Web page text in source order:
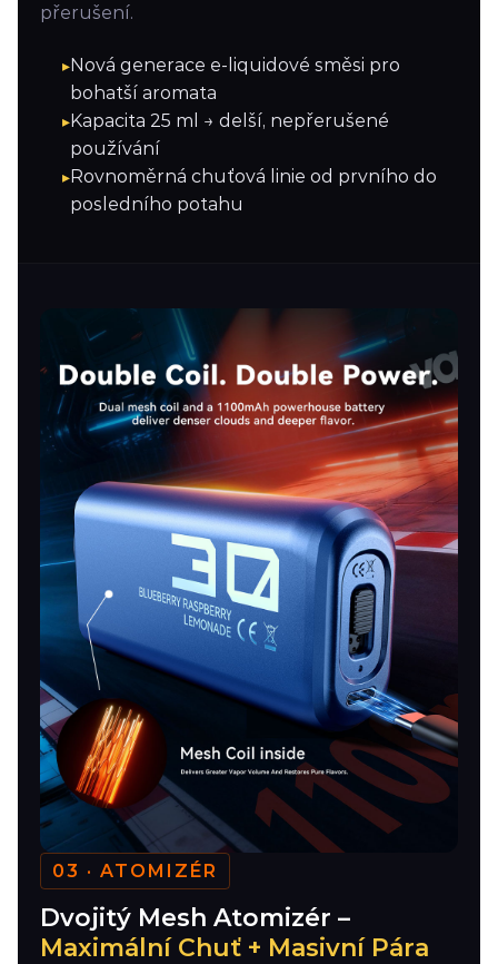
přerušení.
Nová generace e-liquidové směsi pro
bohatší aromata
Kapacita 25 ml → delší, nepřerušené
používání
Rovnoměrná chuťová linie od prvního do
posledního potahu
03 · ATOMIZÉR
Dvojitý Mesh Atomizér –
Maximální Chuť + Masivní Pára